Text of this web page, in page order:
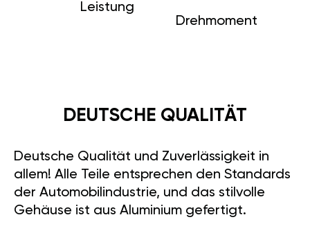
Leistung
Drehmoment
DEUTSCHE QUALITÄT
Deutsche Qualität und Zuverlässigkeit in
allem! Alle Teile entsprechen den Standards
der Automobilindustrie, und das stilvolle
Gehäuse ist aus Aluminium gefertigt.